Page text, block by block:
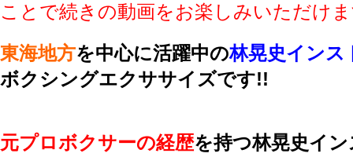
ことで続きの動画をお楽しみいただけ
東海地方を中心に活躍中の林晃史インス
ボクシングエクササイズです!!
元プロボクサーの経歴を持つ林晃史イ